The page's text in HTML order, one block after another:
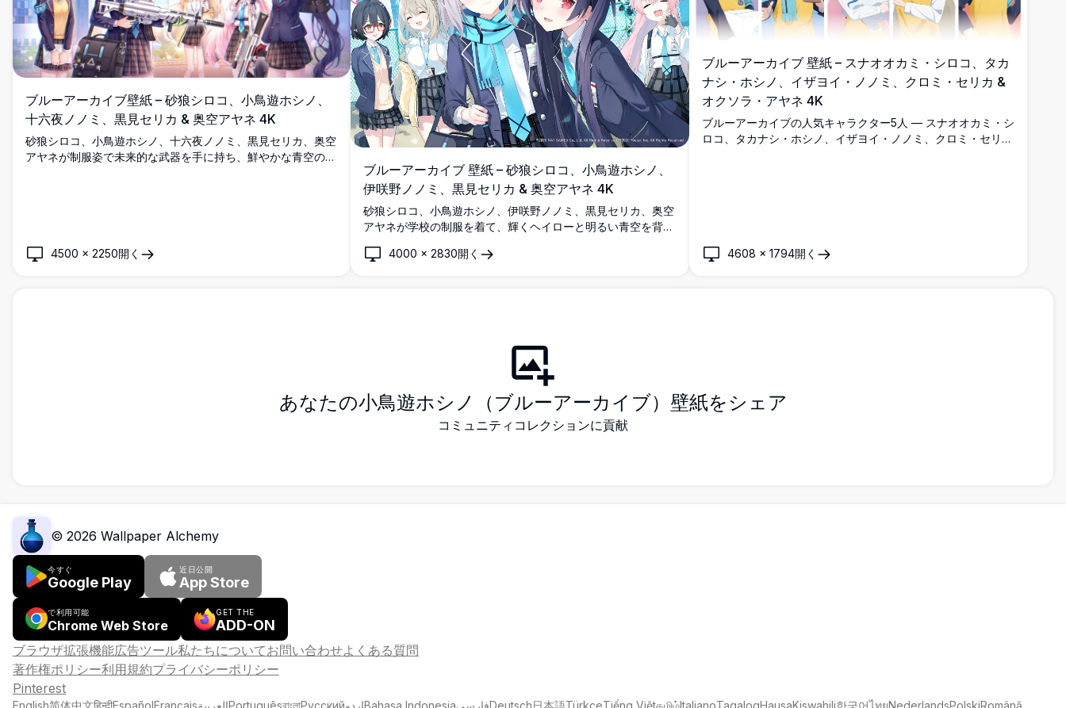
ブルーアーカイブ壁紙 – 砂狼シロコ、小鳥遊ホシノ、
十六夜ノノミ、黒見セリカ & 奥空アヤネ 4K
砂狼シロコ、小鳥遊ホシノ、十六夜ノノミ、黒見セリカ、奥空
アヤネが制服姿で未来的な武器を手に持ち、鮮やかな青空の都
4500 × 2250開く
ブルーアーカイブ 壁紙 – 砂狼シロコ、小鳥遊ホシノ、
伊咲野ノノミ、黒見セリカ & 奥空アヤネ 4K
砂狼シロコ、小鳥遊ホシノ、伊咲野ノノミ、黒見セリカ、奥空
アヤネが学校の制服を着て、輝くヘイローと明るい青空を背景
ーカイブ壁紙。
4000 ×2830開く
ブルーアーカイブ 壁紙 – スナオオカミ・シロコ、タカ
ナシ・ホシノ、イザヨイ・ノノミ、クロミ・セリカ &
オクソラ・アヤネ 4K
ブルーアーカイブの人気キャラクター5人 — スナオオカミ・シ
ロコ、タカナシ・ホシノ、イザヨイ・ノノミ、クロミ・セリ
4608 × 1794開く
あなたの小鳥遊ホシノ（ブルーアーカイブ）壁紙をシェア
コミュニティコレクションに貢献
© 2026 Wallpaper Alchemy
今すぐ
Google Play
近日公開
App Store
で利用可能
Chrome Web Store
GET THE
ADD-ON
ブラウザ拡張機能広告ツール私たちについてお問い合わせよくある質問
著作権ポリシー利用規約プライバシーポリシー
Pinterest